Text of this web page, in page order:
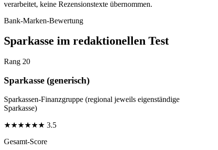
verarbeitet, keine Rezensionstexte übernommen.
Bank-Marken-Bewertung
Sparkasse im redaktionellen Test
Rang 20
Sparkasse (generisch)
Sparkassen-Finanzgruppe (regional jeweils eigenständige
Sparkasse)
★★★★★★ 3.5
Gesamt-Score